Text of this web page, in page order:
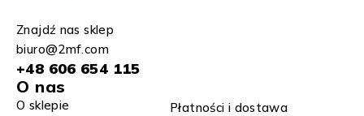
Znajdź nas sklep
biuro@2mf.com
+48 606 654 115
O nas
O sklepie
Płatności i dostawa